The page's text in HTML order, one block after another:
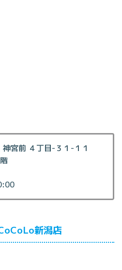
宮前 ４丁目-３１-１１
新潟店